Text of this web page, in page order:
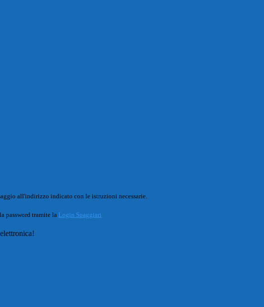
all'indirizzo indicato con le istruzioni necessarie.
password tramite la Login Spaggiari